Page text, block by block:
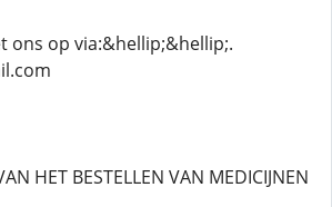
ons op via:&hellip;&hellip;.
HET BESTELLEN VAN MEDICIJNEN